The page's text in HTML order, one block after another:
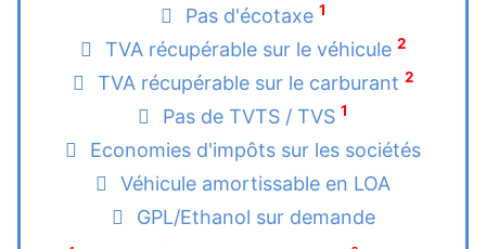
Pas d'écotaxe 1
TVA récupérable sur le véhicule 2
TVA récupérable sur le carburant 2
Pas de TVTS / TVS 1
Economies d'impôts sur les sociétés
Véhicule amortissable en LOA
GPL/Ethanol sur demande